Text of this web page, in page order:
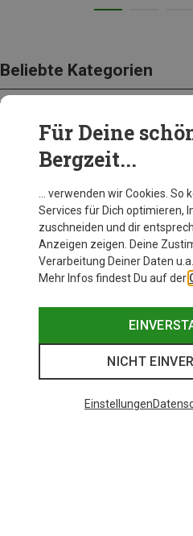
Beliebte Kategorien
Für Deine
Bergzeit...
… verwenden wir Cookies. So
Services für Dich optimieren,
zuschneiden und dir
Anzeigen zeigen. Deine
Verarbeitung Deiner Daten
Mehr Infos findest Du auf der
NICHT
Einstellungen